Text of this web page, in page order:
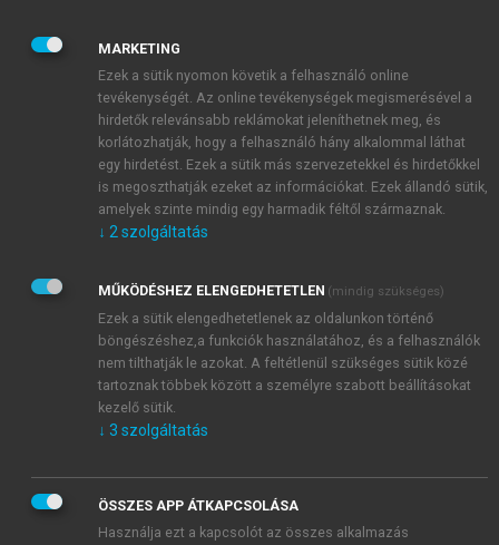
JELSZÓ
JELSZÓ ÚJRA
Kérek értesítést a MeRSZ újdonságairól, akcióiról.
Kérek értesítést az Akadémiai Kiadó Zrt. újdonságairól,
Adatkezelési tájékoztatóbanfoglaltakat tudomásul
veszem és elfogadom.
Általános vásárlási feltételeket, valamint a szotar.netés a
mersz.huoldalak licencszerződéseiben foglaltakat
tudomásul veszem és elfogadom.
KIPRÓBÁLOM
MARKETING
Ezek a sütik nyomon követik a felhasználó online
tevékenységét. Az online tevékenységek megismerésével a
hirdetők relevánsabb reklámokat jeleníthetnek meg, és
korlátozhatják, hogy a felhasználó hány alkalommal láthat
egy hirdetést. Ezek a sütik más szervezetekkel és hirdetőkkel
is megoszthatják ezeket az információkat. Ezek állandó sütik,
amelyek szinte mindig egy harmadik féltől származnak.
↓ 2 szolgáltatás
MŰKÖDÉSHEZ ELENGEDHETETLEN (mindig szükséges)
Ezek a sütik elengedhetetlenek az oldalunkon történő
böngészéshez,a funkciók használatához, és a felhasználók
nem tilthatják le azokat. A feltétlenül szükséges sütik közé
tartoznak többek között a személyre szabott beállításokat
kezelő sütik.
↓ 3 szolgáltatás
ÖSSZES APP ÁTKAPCSOLÁSA
Használja ezt a kapcsolót az összes alkalmazás